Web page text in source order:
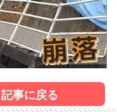
記事に戻る